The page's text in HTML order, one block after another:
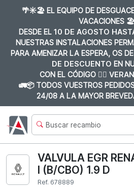
🌴☀️🏖️ EL EQUIPO DE
VACACIONES
DESDE EL 10 DE AGOSTO
NUESTRAS INSTALACIONES
PARA AMENIZAR LA ESPERA, OS
DE DESCUENTO EN
CON EL CÓDIGO 👉🏼
🚛📦 TODOS VUESTROS
24/08 A LA MAYOR
VALVULA EGR
I (B/CBO) 1.9 D
Ref. 678889